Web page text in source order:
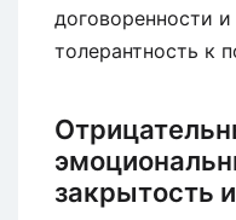
договоренности
толерантность к
закрытость